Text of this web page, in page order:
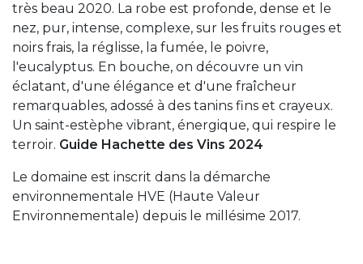
très beau 2020. La robe est profonde, dense et le
nez, pur, intense, complexe, sur les fruits rouges et
noirs frais, la réglisse, la fumée, le poivre,
l'eucalyptus. En bouche, on découvre un vin
éclatant, d'une élégance et d'une fraîcheur
remarquables, adossé à des tanins fins et crayeux.
Un saint-estèphe vibrant, énergique, qui respire le
terroir. Guide Hachette des Vins 2024
Le domaine est inscrit dans la démarche
environnementale HVE (Haute Valeur
Environnementale) depuis le millésime 2017.